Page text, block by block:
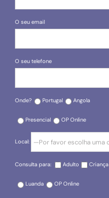
O seu email
O seu telefone
Onde? Portugal Angola
Presencial OP Online
Local:
Consulta para: Adulto Criança
Luanda OP Online